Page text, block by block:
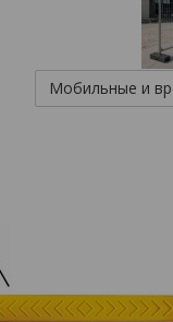
Мобильные и